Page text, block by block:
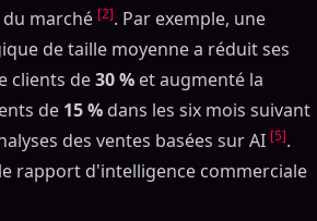
marché [2]. Par exemple, une
de taille moyenne a réduit ses
clients de30 % et augmenté la
de 15 % dans les six mois suivant
des ventes basées sur AI [5].
rapport d'intelligence commerciale